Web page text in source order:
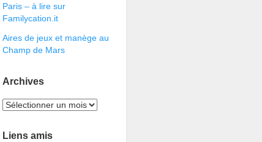
Paris – à lire sur
Familycation.it
Aires de jeux et manège au
Champ de Mars
Archives
Liens amis